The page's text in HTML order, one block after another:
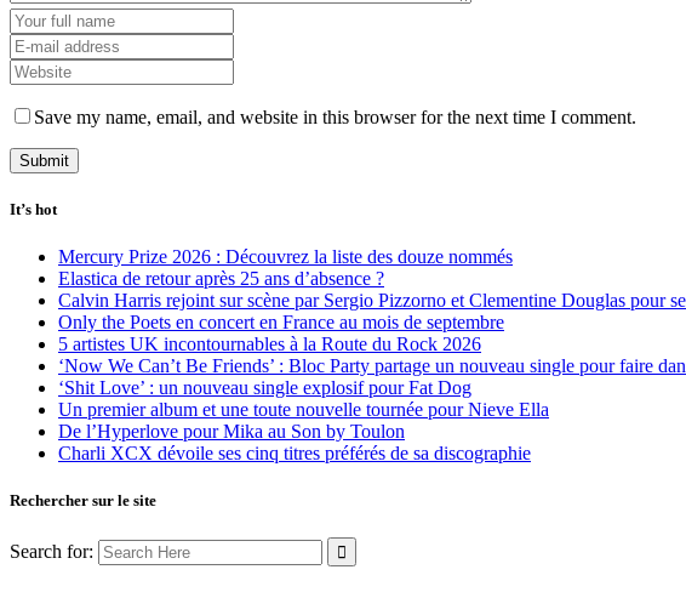
Save my name, email, and website in this browser for the next time I comment.
It’s hot
Mercury Prize 2026 : Découvrez la liste des douze nommés
Elastica de retour après 25 ans d’absence ?
Calvin Harris rejoint sur scène par Sergio Pizzorno et Clementine Douglas pour
Only the Poets en concert en France au mois de septembre
5 artistes UK incontournables à la Route du Rock 2026
‘Now We Can’t Be Friends’ : Bloc Party partage un nouveau single pour faire
‘Shit Love’ : un nouveau single explosif pour Fat Dog
Un premier album et une toute nouvelle tournée pour Nieve Ella
De l’Hyperlove pour Mika au Son by Toulon
Charli XCX dévoile ses cinq titres préférés de sa discographie
Rechercher sur le site
Search for: